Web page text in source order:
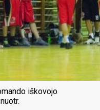
iškovojo